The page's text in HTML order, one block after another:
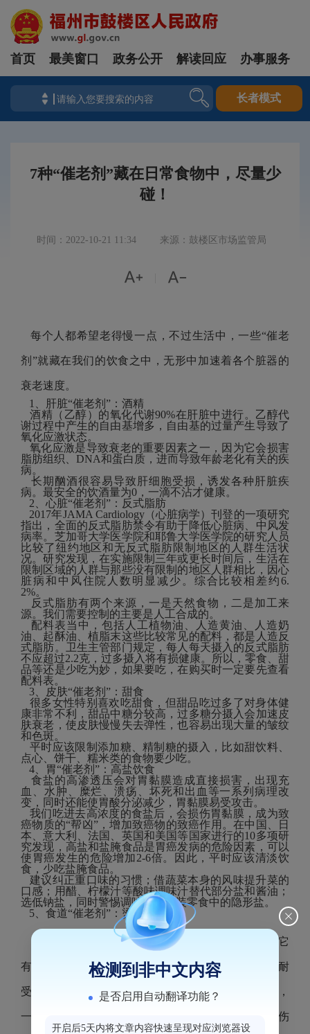
首页 最美窗口 政务公开 解读回应 办事服务
长者模式
7种“催老剂”藏在日常食物中，尽量少
碰！
时间：2022-10-21 11:34 来源：鼓楼区市场监管局
 
每个人都希望老得慢一点，不过生活中，一些“催老
剂”就藏在我们的饮食之中，无形中加速着各个脏器的
衰老速度。
1、肝脏“催老剂”：酒精
酒精（乙醇）的氧化代谢90%在肝脏中进行。乙醇代
谢过程中产生的自由基增多，自由基的过量产生导致了
氧化应激状态。
氧化应激是导致衰老的重要因素之一，因为它会损害
脂肪组织、DNA和蛋白质，进而导致年龄老化有关的疾
病。
长期酗酒很容易导致肝细胞受损，诱发各种肝脏疾
病。最安全的饮酒量为0，一滴不沾才健康。
2、心脏“催老剂”：反式脂肪
2017年JAMA Cardiology（心脏病学）刊登的一项研究
指出，全面的反式脂肪禁令有助于降低心脏病、中风发
病率。芝加哥大学医学院和耶鲁大学医学院的研究人员
比较了纽约地区和无反式脂肪限制地区的人群生活状
况。研究发现，在实施限制三年或更长时间后，生活在
限制区域的人群与那些没有限制的地区人群相比，因心
脏病和中风住院人数明显减少。综合比较相差约6.
2%。
反式脂肪有两个来源，一是天然食物，二是加工来
源。我们需要控制的主要是人工合成的。
配料表当中，包括人工植物油、人造黄油、人造奶
油、起酥油、植脂末这些比较常见的配料，都是人造反
式脂肪。卫生主管部门规定，每人每天摄入的反式脂肪
不应超过2.2克，过多摄入将有损健康。所以，零食、甜
品等还是少吃为妙，如果要吃，在购买时一定要先查看
配料表。
3、皮肤“催老剂”：甜食
很多女性特别喜欢吃甜食，但甜品吃过多了对身体健
康非常不利，甜品中糖分较高，过多糖分摄入会加速皮
肤衰老，使皮肤慢慢失去弹性，也容易出现大量的皱纹
和色斑。
平时应该限制添加糖、精制糖的摄入，比如甜饮料、
点心、饼干、糯米类的食物要少吃。
4、胃“催老剂”：高盐饮食
食盐的高渗透压会对胃黏膜造成直接损害，出现充
血、水肿、糜烂、溃疡、坏死和出血等一系列病理改
变，同时还能使胃酸分泌减少，胃黏膜易受攻击。
我们吃进去高浓度的食盐后，会损伤胃黏膜，成为致
癌物质的“帮凶”，增加致癌物的致癌作用。在中国、日
本、意大利、法国、英国和美国等国家进行的10多项研
究发现，高盐和盐腌食品是胃癌发病的危险因素，可以
使胃癌发生的危险增加2-6倍。因此，平时应该清淡饮
食，少吃盐腌食品。
建议纠正重口味的习惯；借蔬菜本身的风味提升菜的
口感；用醋、柠檬汁等酸味调味汁替代部分盐和酱油；
选低钠盐，同时警惕调味料、包装零食中的隐形盐。
5、食道“催老剂”：烫食
食管的表面，覆盖着娇嫩的黏膜，食物的温度对它
有很大影响：10℃-40℃最合适；50℃-60℃勉强能耐
受；65℃以上，会造成烫伤。不要觉得65℃温度很高，
一颗热饺子就能超过这个温度。食物温度过高，会灼伤
检测到非中文内容
是否启用自动翻译功能？
开启后5天内将文章内容快速呈现对应浏览器设